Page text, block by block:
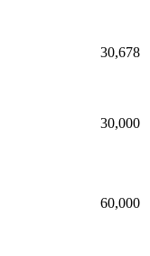
30,678
30,000
60,000